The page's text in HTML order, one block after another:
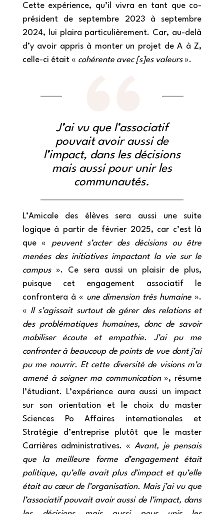
Cette expérience, qu’il vivra en tant que co-
président de septembre 2023 à septembre
2024, lui plaira particulièrement. Car, au-delà
d’y avoir appris à monter un projet de A à Z,
celle-ci était « cohérente avec [s]es valeurs».
J’ai vu que l’associatif
pouvait avoir aussi de
l’impact, dans les décisions
mais aussi pour unir les
communautés.
L’Amicale des élèves sera aussi une suite
logique à partir de février 2025, car c’est là
que « peuvent s’acter des décisions ou être
menées des initiatives impactant la vie sur le
campus». Ce sera aussi un plaisir de plus,
puisque cet engagement associatif le
confrontera à « une dimension très humaine ».
« Il s’agissait surtout de gérer des relations et
des problématiques humaines, donc de savoir
mobiliser écoute et empathie. J’ai pu me
confronter à beaucoup de points de vue dont j’ai
pu me nourrir. Et cette diversité de visions m’a
amené à soigner ma communication», résume
l’étudiant. L’expérience aura aussi un impact
sur son orientation et le choix du master
Sciences Po Affaires internationales et
Stratégie d’entreprise plutôt que le master
Carrières administratives. «Avant, je pensais
que la meilleure forme d’engagement était
politique, qu’elle avait plus d’impact et qu’elle
était au cœur de l’organisation. Mais j’ai vu que
l’associatif pouvait avoir aussi de l’impact, dans